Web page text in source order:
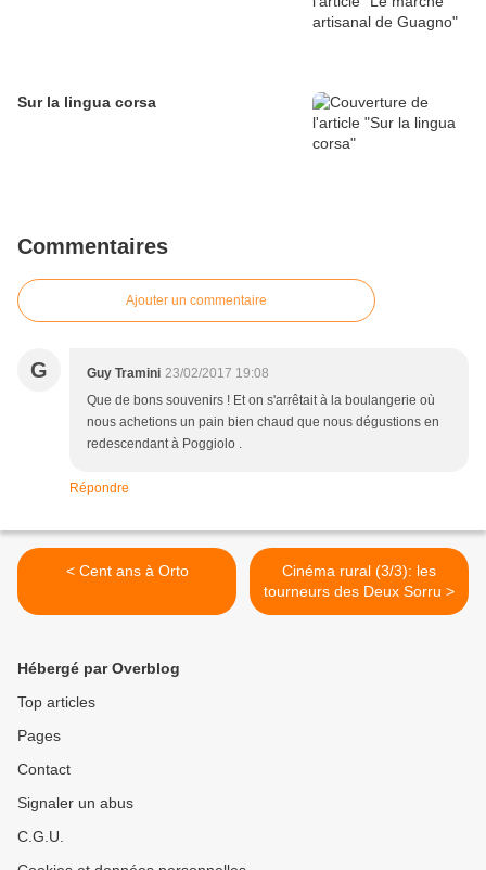
Sur la lingua corsa
Commentaires
Ajouter un commentaire
G Guy Tramini 23/02/2017 19:08
Que de bons souvenirs ! Et on s'arrêtait à la boulangerie où
nous achetions un pain bien chaud que nous dégustions en
redescendant à Poggiolo .
Répondre
< Cent ans à Orto
Cinéma rural (3/3): les
tourneurs des Deux Sorru >
Hébergé par Overblog
Top articles
Pages
Contact
Signaler un abus
C.G.U.